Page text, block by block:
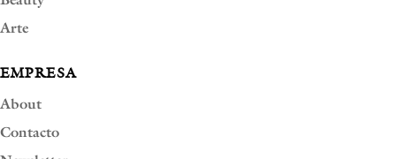
Arte
EMPRESA
About
Contacto